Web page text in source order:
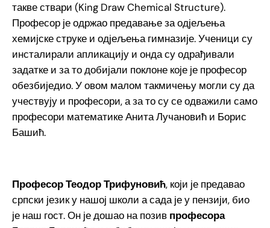
такве ствари (King Draw Chemical Structure).
Професор је одржао предавање за одјељења
хемијске струке и одјељења гимназије.Ученици су
инсталирали апликацију и онда су одрађивали
задатке и за то добијали поклоне које је професор
обезбиједио. У овом малом такмичењу могли су да
учествују и професори, а за то су се одважили само
професори математике Анита Лучановић и Борис
Башић.
Професор Теодор Трифуновић, који је предавао
српски језик у нашој школи а сада је у пензији, био
је наш гост. Он је дошао на позив професора